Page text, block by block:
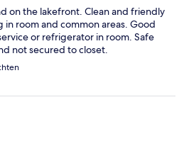
on the lakefront. Clean and friendly
room and common areas. Good
or refrigerator in room. Safe
not secured to closet.